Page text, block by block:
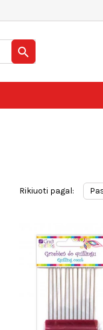

Rikiuoti pagal: